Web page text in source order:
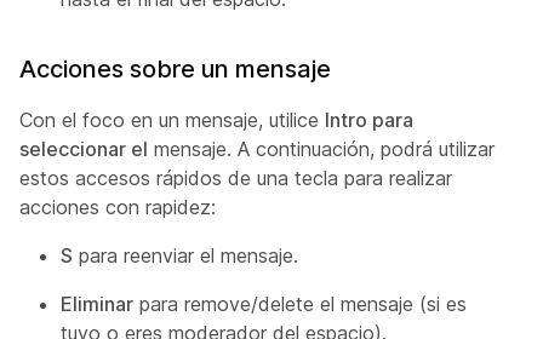
Acciones sobre un mensaje
Con el foco en un mensaje, utilice Intro para
seleccionar el mensaje. A continuación, podrá utilizar
estos accesos rápidos de una tecla para realizar
acciones con rapidez:
S para reenviar el mensaje.
Eliminar para remove/delete el mensaje (si es
tuyo o eres moderador del espacio).